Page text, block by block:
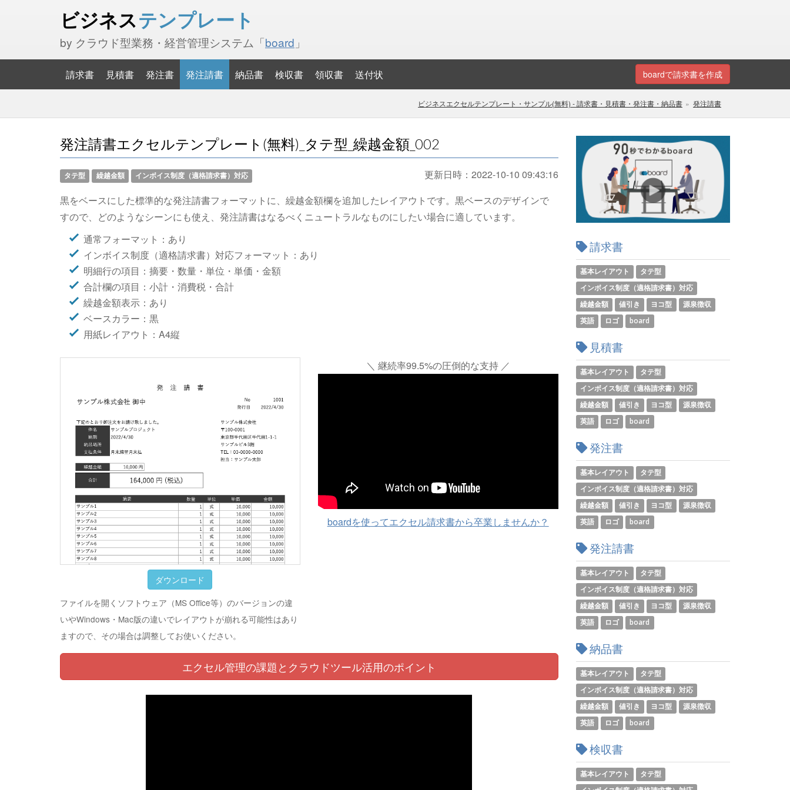
ビジネステンプレート
by クラウド型業務・経営管理システム「board 」
boardで請求書を作成
請求書 見積書 発注書 発注請書 納品書 検収書 領収書 送付状
ビジネスエクセルテンプレート・サンプル(無料) - 請求書・見積書・発注書・納品書 発注請書
発注請書エクセルテンプレート(無料)_タテ型_繰越金額_002
タテ型 繰越金額 インボイス制度（適格請求書）対応 更新日時： 2022-10-10 09:43:16
黒をベースにした標準的な発注請書フォーマットに、繰越金額欄を追加したレイアウトです。黒ベースのデザインで
すので、どのようなシーンにも使え、発注請書はなるべくニュートラルなものにしたい場合に適しています。
通常フォーマット：あり
インボイス制度（適格請求書）対応フォーマット：あり
明細行の項目：摘要・数量・単位・単価・金額
合計欄の項目：小計・消費税・合計
繰越金額表示：あり
ベースカラー：黒
用紙レイアウト：A4縦
ダウンロード
ファイルを開くソフトウェア（MS Office等）のバージョンの違
いやWindows・Mac版の違いでレイアウトが崩れる可能性はあり
ますので、その場合は調整してお使いください。
＼ 継続率99.5%の圧倒的な支持 ／
boardを使ってエクセル請求書から卒業しませんか？
エクセル管理の課題と クラウドツール活用のポイント
請求書
基本レイアウト
タテ型
インボイス制度（適格請求書）対応
繰越金額
値引き ヨコ型
源泉徴収
英語
ロゴ board
見積書
基本レイアウト
タテ型
インボイス制度（適格請求書）対応
繰越金額
値引き ヨコ型
源泉徴収
英語
ロゴ board
発注書
基本レイアウト
タテ型
インボイス制度（適格請求書）対応
繰越金額
値引き ヨコ型
源泉徴収
英語
ロゴ board
発注請書
基本レイアウト
タテ型
インボイス制度（適格請求書）対応
繰越金額
値引き ヨコ型
源泉徴収
英語
ロゴ board
納品書
基本レイアウト
タテ型
インボイス制度（適格請求書）対応
繰越金額
値引き ヨコ型
源泉徴収
英語
ロゴ board
検収書
基本レイアウト
タテ型